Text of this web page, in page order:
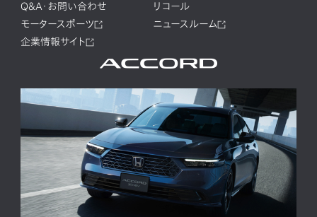
Q&A・お問い合わせ
リコール
モータースポーツ
ニュースルーム
企業情報サイト